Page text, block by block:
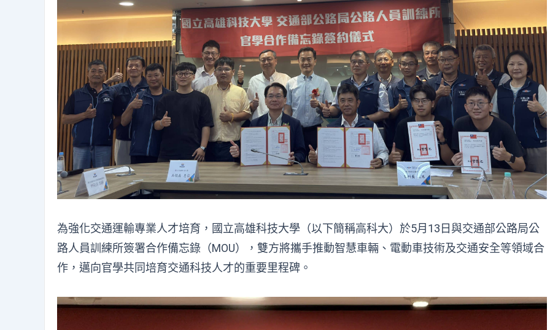
為強化交通運輸專業人才培育，國立高雄科技大學（以下簡稱高科大）於5月13日與交通部公路局公
路人員訓練所簽署合作備忘錄（MOU），雙方將攜手推動智慧車輛、電動車技術及交通安全等領域合
作，邁向官學共同培育交通科技人才的重要里程碑。